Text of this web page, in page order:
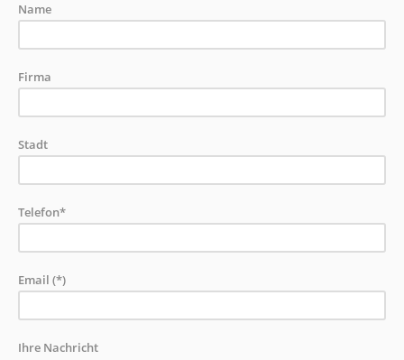
Name
Firma
Stadt
Telefon*
Email (*)
Ihre Nachricht